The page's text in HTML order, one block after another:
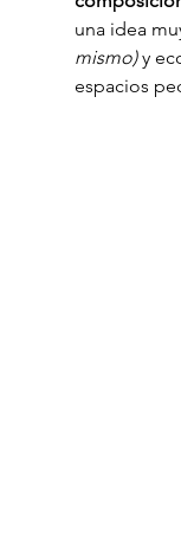
una idea
mismo) y
espacios